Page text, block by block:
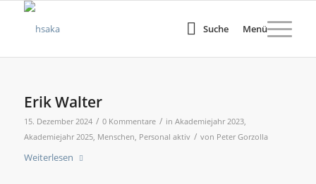
Suche Menü
Erik Walter
15. Dezember 2024 / 0 Kommentare / in Akademiejahr 2023,
Akademiejahr 2025, Menschen, Personal aktiv / von Peter Gorzolla
Weiterlesen